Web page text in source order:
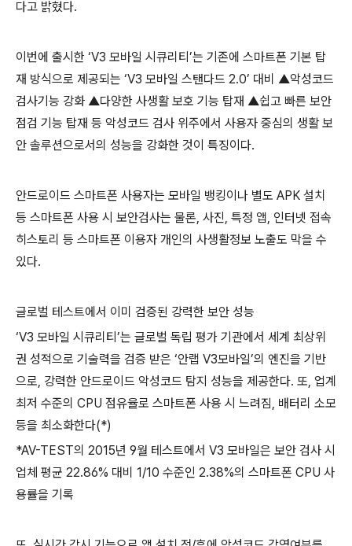
다고 밝혔다.
이번에 출시한 ‘V3 모바일 시큐리티’는 기존에 스마트폰 기본 탑
재 방식으로 제공되는 ‘V3 모바일 스탠다드 2.0’ 대비 ▲악성코드
검사기능 강화 ▲다양한 사생활 보호 기능 탑재 ▲쉽고 빠른 보안
점검 기능 탑재 등 악성코드 검사 위주에서 사용자 중심의 생활 보
안 솔루션으로서의 성능을 강화한 것이 특징이다.
안드로이드 스마트폰 사용자는 모바일 뱅킹이나 별도 APK 설치
등 스마트폰 사용 시 보안검사는 물론, 사진, 특정 앱, 인터넷 접속
히스토리 등 스마트폰 이용자 개인의 사생활정보 노출도 막을 수
있다.
글로벌 테스트에서 이미 검증된 강력한 보안 성능
‘V3 모바일 시큐리티’는 글로벌 독립 평가 기관에서 세계 최상위
권 성적으로 기술력을 검증 받은 ‘안랩 V3모바일’의 엔진을 기반
으로, 강력한 안드로이드 악성코드 탐지 성능을 제공한다. 또, 업계
최저 수준의 CPU 점유율로 스마트폰 사용 시 느려짐, 배터리 소모
등을 최소화한다(*)
*AV-TEST의 2015년 9월 테스트에서 V3 모바일은 보안 검사 시
업체 평균 22.86% 대비 1/10 수준인 2.38%의 스마트폰 CPU 사
용률을 기록